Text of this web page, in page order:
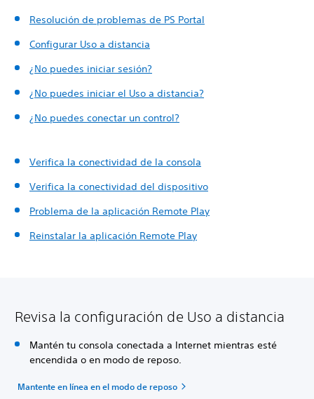
Resolución de problemas de PS Portal
Configurar Uso a distancia
¿No puedes iniciar sesión?
¿No puedes iniciar el Uso a distancia?
¿No puedes conectar un control?
Verifica la conectividad de la consola
Verifica la conectividad del dispositivo
Problema de la aplicación Remote Play
Reinstalar la aplicación Remote Play
Revisa la configuración de Uso a distancia
Mantén tu consola conectada a Internet mientras esté
encendida o en modo de reposo.
Mantente en línea en el modo de reposo